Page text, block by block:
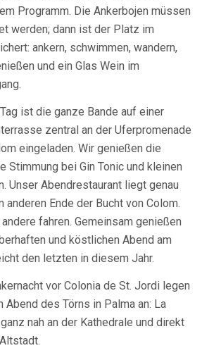
Programm. Die Ankerbojen müssen
werden; dann ist der Platz im
ankern, schwimmen, wandern,
und ein Glas Wein im
ist die ganze Bande auf einer
zentral an der Uferpromenade
eingeladen. Wir genießen die
Stimmung bei Gin Tonic und kleinen
Unser Abendrestaurant liegt genau
anderen Ende der Bucht von Colom.
fahren. Gemeinsam genießen
und köstlichen Abend am
den letzten in diesem Jahr.
vor Colonia de St. Jordi legen
Abend des Törns in Palma an: La
nah an der Kathedrale und direkt